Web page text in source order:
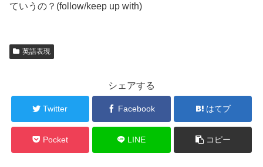
ていうの？(follow/keep up with)
英語表現
シェアする
Twitter Facebook はてブ
Pocket LINE コピー